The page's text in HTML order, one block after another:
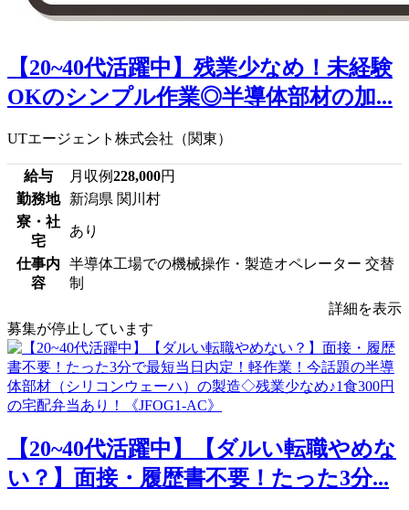
【20~40代活躍中】残業少なめ！未経験
OKのシンプル作業◎半導体部材の加...
UTエージェント株式会社（関東）
給与 月収例228,000円
勤務地
新潟県 関川村
寮・社
宅
あり
仕事内
容
半導体工場での機械操作・製造オペレーター 交替
制
詳細を表示
募集が停止しています
【20~40代活躍中】【ダルい転職やめな
い？】面接・履歴書不要！たった3分...